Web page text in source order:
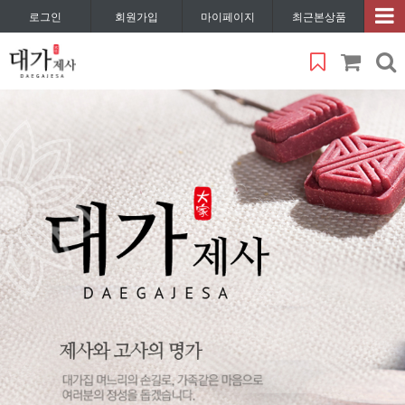
로그인 회원가입 마이페이지 최근본상품